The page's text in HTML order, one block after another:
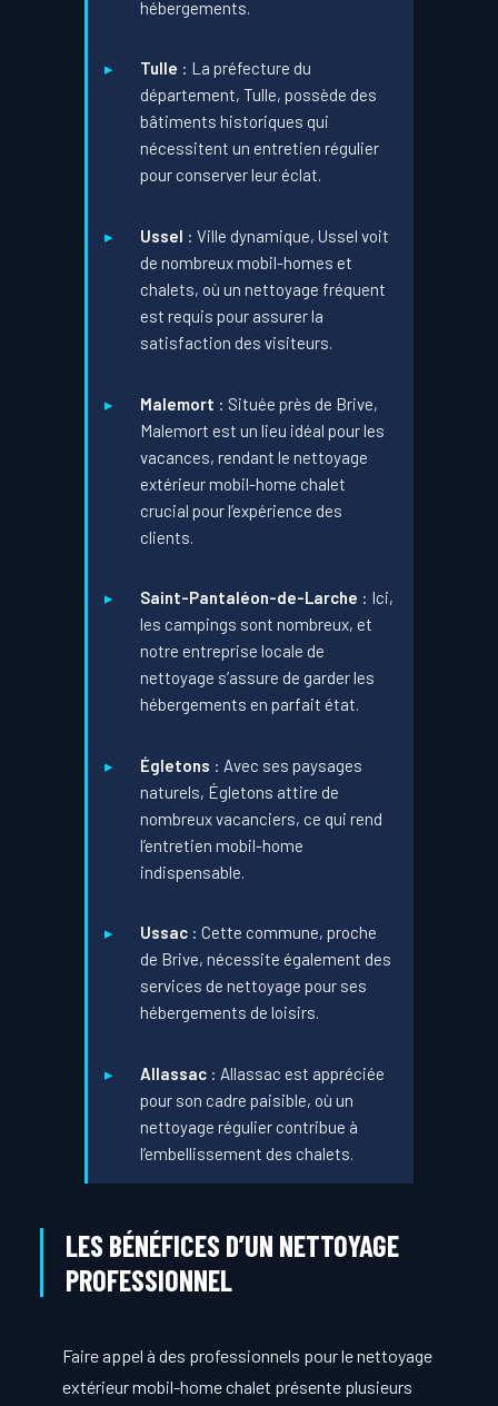
hébergements.
Tulle : La préfecture du
département, Tulle, possède des
bâtiments historiques qui
nécessitent un entretien régulier
pour conserver leur éclat.
Ussel : Ville dynamique, Ussel voit
de nombreux mobil-homes et
chalets, où un nettoyage fréquent
est requis pour assurer la
satisfaction des visiteurs.
Malemort : Située près de Brive,
Malemort est un lieu idéal pour les
vacances, rendant le nettoyage
extérieur mobil-home chalet
crucial pour l’expérience des
clients.
Saint-Pantaléon-de-Larche : Ici,
les campings sont nombreux, et
notre entreprise locale de
nettoyage s’assure de garder les
hébergements en parfait état.
Égletons : Avec ses paysages
naturels, Égletons attire de
nombreux vacanciers, ce qui rend
l’entretien mobil-home
indispensable.
Ussac : Cette commune, proche
de Brive, nécessite également des
services de nettoyage pour ses
hébergements de loisirs.
Allassac : Allassac est appréciée
pour son cadre paisible, où un
nettoyage régulier contribue à
l’embellissement des chalets.
LES BÉNÉFICES D’UN NETTOYAGE
PROFESSIONNEL
Faire appel à des professionnels pour le nettoyage
extérieur mobil-home chalet présente plusieurs